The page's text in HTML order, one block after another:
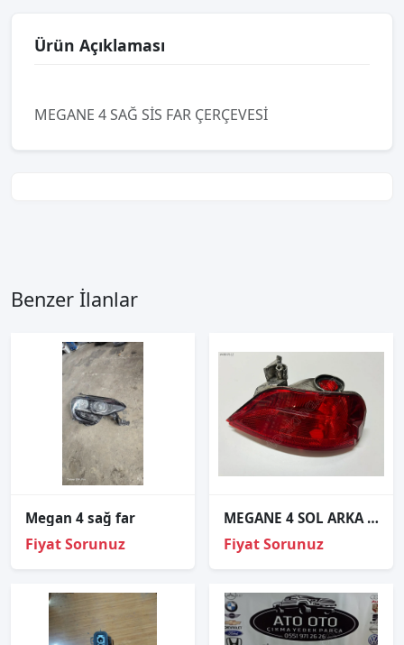
Ürün Açıklaması
MEGANE 4 SAĞ SİS FAR ÇERÇEVESİ
Benzer İlanlar
Megan 4 sağ far
Fiyat Sorunuz
MEGANE 4 SOL ARKA REFLEKTÖR ORJİNAL 265855907R
Fiyat Sorunuz